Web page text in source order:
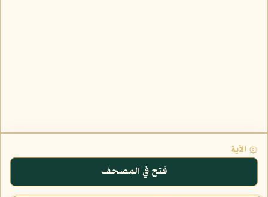
۞ الآية
فتح في المصحف